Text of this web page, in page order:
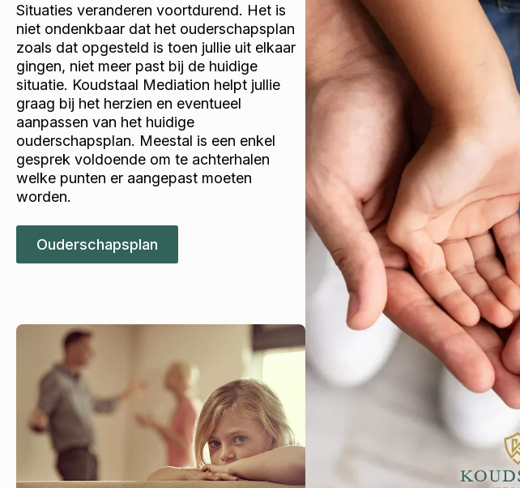
Situaties veranderen voortdurend. Het is
niet ondenkbaar dat het ouderschapsplan
zoals dat opgesteld is toen jullie uit elkaar
gingen, niet meer past bij de huidige
situatie. Koudstaal Mediation helpt jullie
graag bij het herzien en eventueel
aanpassen van het huidige
ouderschapsplan. Meestal is een enkel
gesprek voldoende om te achterhalen
welke punten er aangepast moeten
worden.
Ouderschapsplan